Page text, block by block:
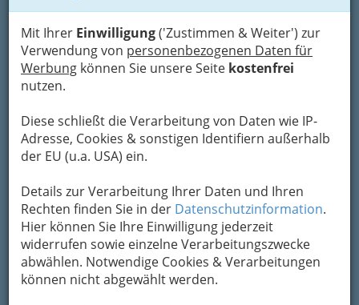
Mit Ihrer Einwilligung('Zustimmen & Weiter') zur
Verwendung von personenbezogenen Daten für
Werbung können Sie unsere Seite kostenfrei
nutzen.
Diese schließt die Verarbeitung von Daten wie IP-
Adresse, Cookies & sonstigen Identifiern außerhalb
der EU (u.a. USA) ein.
Details zur Verarbeitung Ihrer Daten und Ihren
Rechten finden Sie in der Datenschutzinformation.
Hier können Sie Ihre Einwilligung jederzeit
widerrufen sowie einzelne Verarbeitungszwecke
abwählen. Notwendige Cookies & Verarbeitungen
können nicht abgewählt werden.
Karte
Adresse mit Google Maps anschauen